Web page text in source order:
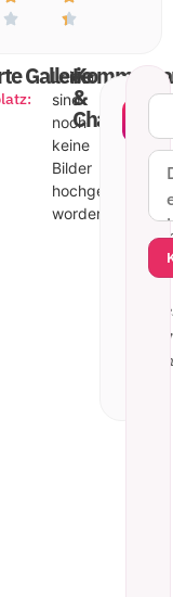
Gallerie
Leider
sind
noch
keine
Bilder
hochgeladen
worden.
&
Chat
März
2026
am
da...